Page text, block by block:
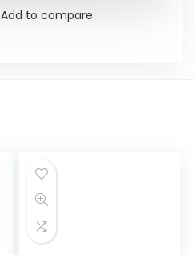
Add to compare